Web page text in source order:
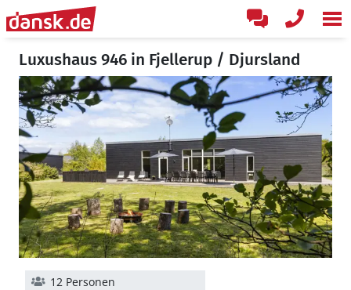
Luxushaus 946 in Fjellerup / Djursland
12 Personen